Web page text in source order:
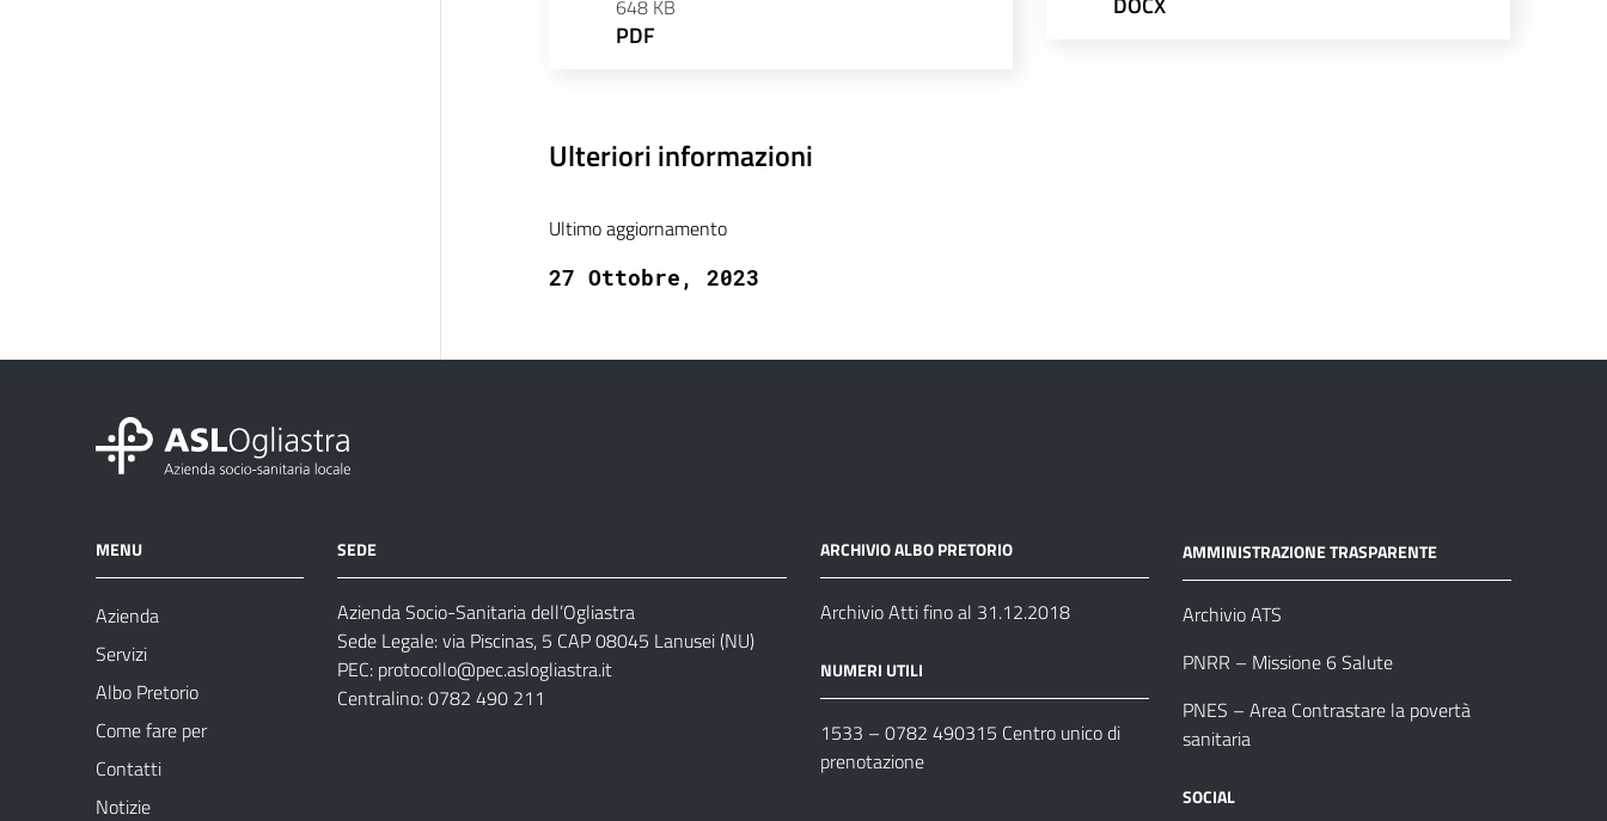
648 KB
PDF
Ulteriori informazioni
Ultimo aggiornamento
27 Ottobre, 2023
MENU
Azienda
Servizi
Albo Pretorio
Come fare per
Contatti
Notizie
SEDE
Azienda Socio-Sanitaria dell’Ogliastra
Sede Legale: via Piscinas, 5 CAP 08045 Lanusei (NU)
PEC: protocollo@pec.aslogliastra.it
Centralino: 0782 490 211
ARCHIVIO ALBO PRETORIO
Archivio Atti fino al 31.12.2018
NUMERI UTILI
1533 – 0782 490315 Centro unico di
prenotazione
AMMINISTRAZIONE TRASPARENTE
Archivio ATS
PNRR – Missione 6 Salute
PNES – Area Contrastare la povertà
sanitaria
SOCIAL